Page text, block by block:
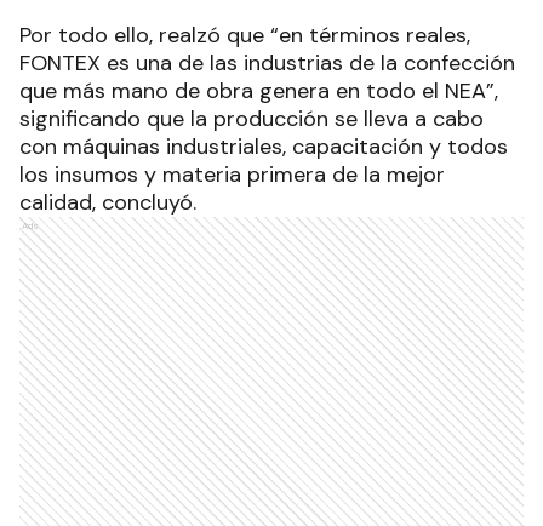
Por todo ello, realzó que “en términos reales,
FONTEX es una de las industrias de la confección
que más mano de obra genera en todo el NEA”,
significando que la producción se lleva a cabo
con máquinas industriales, capacitación y todos
los insumos y materia primera de la mejor
calidad, concluyó.
Ads